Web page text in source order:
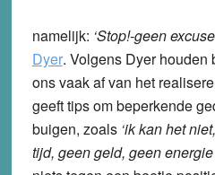
namelijk: ‘Stop!-geen
Dyer. Volgens Dyer houden
ons vaak af van het
geeft tips om beperkende
buigen, zoals ‘ik kan het
tijd, geen geld, geen